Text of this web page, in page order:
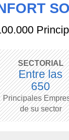
SECTORIAL
Entre las
650
Principales
de su sector